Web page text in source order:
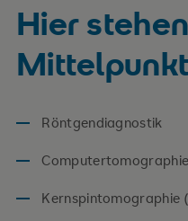
Hier
Mittelpunkt
Röntgendiagnostik
Kernspintomographie